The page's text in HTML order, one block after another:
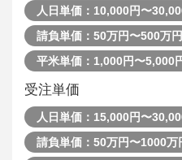
人日単価：10,000円〜
請負単価：50万円〜500万円
平米単価：1,000円〜5,000
受注単価
人日単価：15,000円〜
請負単価：50万円〜1000万